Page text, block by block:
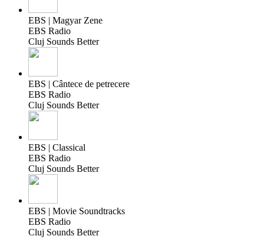
EBS | Magyar Zene
EBS Radio
Cluj Sounds Better
EBS | Cântece de petrecere
EBS Radio
Cluj Sounds Better
EBS | Classical
EBS Radio
Cluj Sounds Better
EBS | Movie Soundtracks
EBS Radio
Cluj Sounds Better